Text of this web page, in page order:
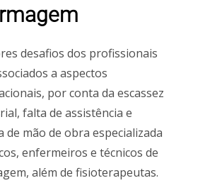
desafios dos profissionais
a aspectos
por conta da escassez
falta de assistência e
de mão de obra especializada
enfermeiros e técnicos de
além de fisioterapeutas.